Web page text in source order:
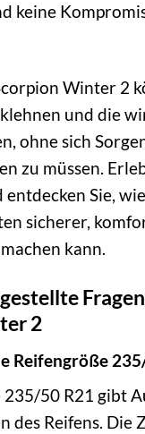
keine
Winter 2
und die
ohne sich
zu müssen.
Sie,
sicherer,
kann.
2
Reifengröße
235/50 R21 gibt
des Reifens. Die